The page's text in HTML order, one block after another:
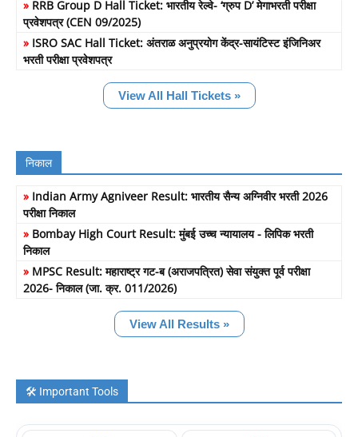
» RRB Group D Hall Ticket: भारतीय रेल्वे- ‘ग्रुप D’ मेगाभरती परीक्षा
प्रवेशपत्र (CEN 09/2025)
» ISRO SAC Hall Ticket: अंतराळ अनुप्रयोग केंद्र-सायंटिस्ट इंजिनिअर
भरती परीक्षा प्रवेशपत्र
View All Hall Tickets »
निकाल
» Indian Army Agniveer Result: भारतीय सैन्य अग्निवीर भरती 2026
परीक्षा निकाल
» Bombay High Court Result: मुंबई उच्च न्यायालय - लिपिक भरती
निकाल
» MPSC Result: महाराष्ट्र गट-ब (अराजपत्रित) सेवा संयुक्त पूर्व परीक्षा
2026- निकाल (जा. क्र. 011/2026)
View All Results »
🛠️ Important Tools